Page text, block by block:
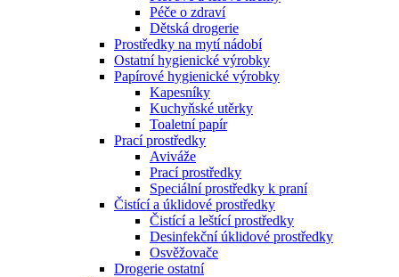
Péče o zdraví
Dětská drogerie
Prostředky na mytí nádobí
Ostatní hygienické výrobky
Papírové hygienické výrobky
Kapesníky
Kuchyňské utěrky
Toaletní papír
Prací prostředky
Aviváže
Prací prostředky
Speciální prostředky k praní
Čistící a úklidové prostředky
Čistící a leštící prostředky
Desinfekční úklidové prostředky
Osvěžovače
Drogerie ostatní